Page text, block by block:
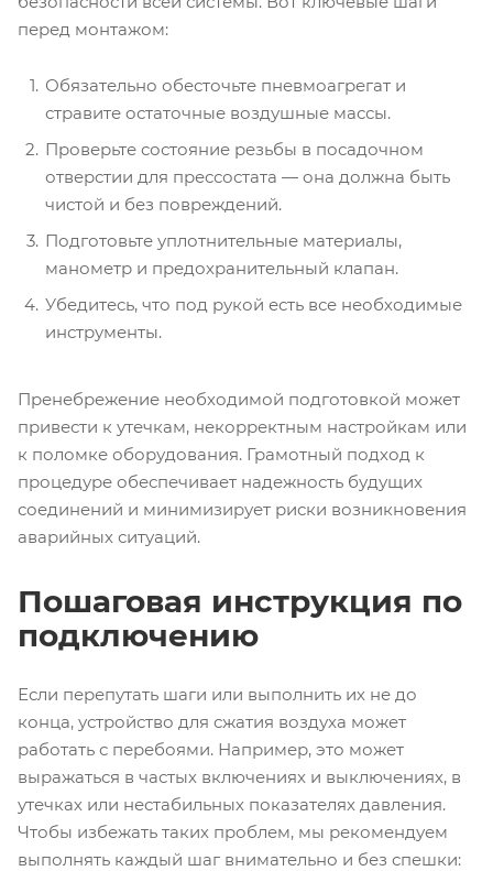
перед монтажом:
Обязательно обесточьте пневмоагрегат и
стравите остаточные воздушные массы.
Проверьте состояние резьбы в посадочном
отверстии для прессостата — она должна быть
чистой и без повреждений.
Подготовьте уплотнительные материалы,
манометр и предохранительный клапан.
Убедитесь, что под рукой есть все необходимые
инструменты.
Пренебрежение необходимой подготовкой может
привести к утечкам, некорректным настройкам или
к поломке оборудования. Грамотный подход к
процедуре обеспечивает надежность будущих
соединений и минимизирует риски возникновения
аварийных ситуаций.
Пошаговая инструкция по
подключению
Если перепутать шаги или выполнить их не до
конца, устройство для сжатия воздуха может
работать с перебоями. Например, это может
выражаться в частых включениях и выключениях, в
утечках или нестабильных показателях давления.
Чтобы избежать таких проблем, мы рекомендуем
выполнять каждый шаг внимательно и без спешки: